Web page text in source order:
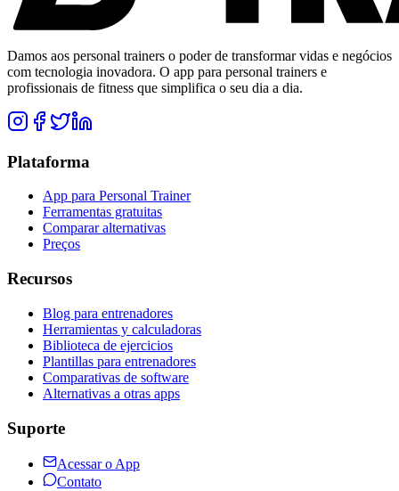
Damos aos personal trainers o poder de transformar vidas e negócios
com tecnologia inovadora. O app para personal trainers e
profissionais de fitness que simplifica o seu dia a dia.
Plataforma
App para Personal Trainer
Ferramentas gratuitas
Comparar alternativas
Preços
Recursos
Blog para entrenadores
Herramientas y calculadoras
Biblioteca de ejercicios
Plantillas para entrenadores
Comparativas de software
Alternativas a otras apps
Suporte
Acessar o App
Contato